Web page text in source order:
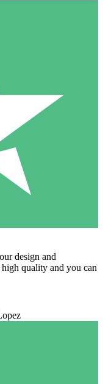
design and
quality and you can